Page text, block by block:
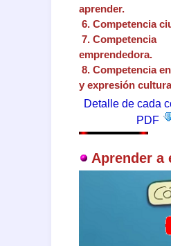
aprender.
6. Competencia
7. Competencia
emprendedora.
8. Competencia
y expresión
Detalle de cada
PDF
Aprender a